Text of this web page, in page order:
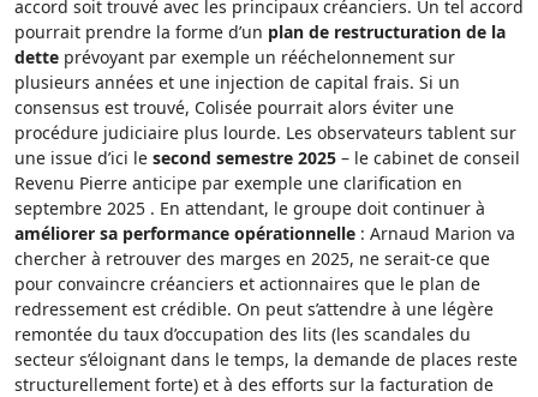
accord soit trouvé avec les principaux créanciers. Un tel accord
pourrait prendre la forme d’un plan de restructuration de la
dette prévoyant par exemple un rééchelonnement sur
plusieurs années et une injection de capital frais. Si un
consensus est trouvé, Colisée pourrait alors éviter une
procédure judiciaire plus lourde. Les observateurs tablent sur
une issue d’ici le second semestre 2025 – le cabinet de conseil
Revenu Pierre anticipe par exemple une clarification en
septembre 2025 . En attendant, le groupe doit continuer à
améliorer sa performance opérationnelle : Arnaud Marion va
chercher à retrouver des marges en 2025, ne serait-ce que
pour convaincre créanciers et actionnaires que le plan de
redressement est crédible. On peut s’attendre à une légère
remontée du taux d’occupation des lits (les scandales du
secteur s’éloignant dans le temps, la demande de places reste
structurellement forte) et à des efforts sur la facturation de